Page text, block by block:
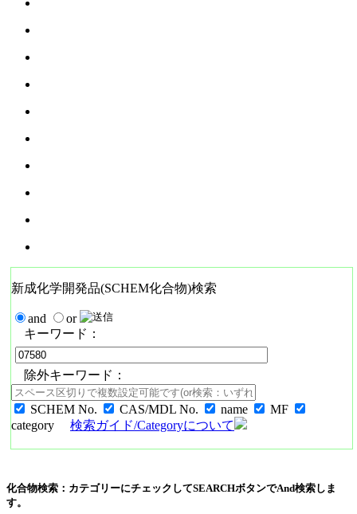
新成化学開発品(SCHEM化合物)検索
and
or
キーワード：
除外キーワード：
SCHEM No. CAS/MDL No. name
MF
category
検索ガイド/Categoryについて
化合物検索：カテゴリーにチェックしてSEARCHボタンでAnd検索しま
す。